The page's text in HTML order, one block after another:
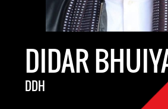
DIDAR
DDH